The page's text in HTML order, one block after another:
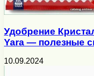
Удобрение
Yara — полезные
10.09.2024